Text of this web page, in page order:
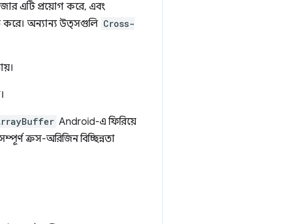
এটি প্রয়োগ করে, এবং
করে। অন্যান্য উত্সগুলি Cross-
Android-এ ফিরিয়ে
ক্রস-অরিজিন বিচ্ছিন্নতা